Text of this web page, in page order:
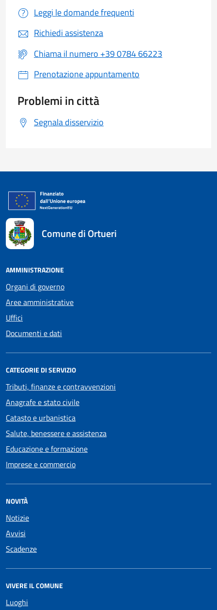
Leggi le domande frequenti
Richiedi assistenza
Chiama il numero +39 0784 66223
Prenotazione appuntamento
Problemi in città
Segnala disservizio
Comune di Ortueri
AMMINISTRAZIONE
Organi di governo
Aree amministrative
Uffici
Documenti e dati
CATEGORIE DI SERVIZIO
Tributi, finanze e contravvenzioni
Anagrafe e stato civile
Catasto e urbanistica
Salute, benessere e assistenza
Educazione e formazione
Imprese e commercio
NOVITÀ
Notizie
Avvisi
Scadenze
VIVERE IL COMUNE
Luoghi